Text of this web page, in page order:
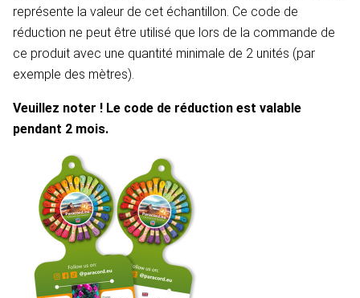
représente la valeur de cet échantillon. Ce code de
réduction ne peut être utilisé que lors de la commande de
ce produit avec une quantité minimale de 2 unités (par
exemple des mètres).
Veuillez noter ! Le code de réduction est valable
pendant 2 mois.